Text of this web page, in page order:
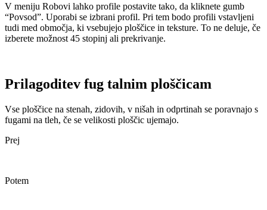
V meniju Robovi lahko profile postavite tako, da kliknete gumb
“Povsod”. Uporabi se izbrani profil. Pri tem bodo profili vstavljeni
tudi med območja, ki vsebujejo ploščice in teksture. To ne deluje, če
izberete možnost 45 stopinj ali prekrivanje.
Prilagoditev fug talnim ploščicam
Vse ploščice na stenah, zidovih, v nišah in odprtinah se poravnajo s
fugami na tleh, če se velikosti ploščic ujemajo.
Prej
Potem